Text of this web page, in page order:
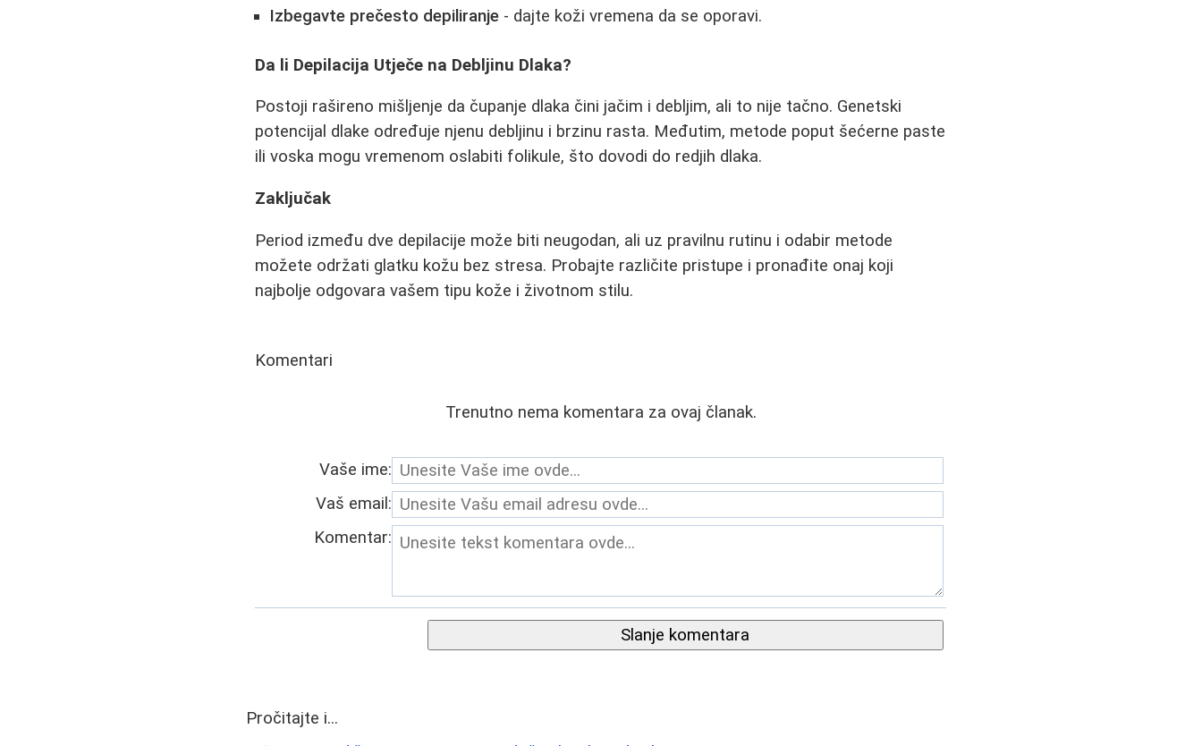
Izbegavte prečesto depiliranje - dajte koži vremena da se oporavi.
Da li Depilacija Utječe na Debljinu Dlaka?
Postoji rašireno mišljenje da čupanje dlaka čini jačim i debljim, ali to nije tačno. Genetski
potencijal dlake određuje njenu debljinu i brzinu rasta. Međutim, metode poput šećerne paste
ili voska mogu vremenom oslabiti folikule, što dovodi do redjih dlaka.
Zaključak
Period između dve depilacije može biti neugodan, ali uz pravilnu rutinu i odabir metode
možete održati glatku kožu bez stresa. Probajte različite pristupe i pronađite onaj koji
najbolje odgovara vašem tipu kože i životnom stilu.
Komentari
Trenutno nema komentara za ovaj članak.
Vaše ime:
Vaš email:
Komentar:
Slanje komentara
Pročitajte i...